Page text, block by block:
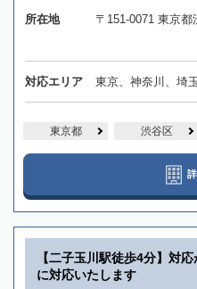
所在地 〒151-0071 東京
対応エリア 東京、神奈川、埼
東京都 渋谷区
【二子玉川駅徒歩4分】対
に対応いたします